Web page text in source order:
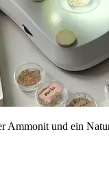
Ammonit und ein